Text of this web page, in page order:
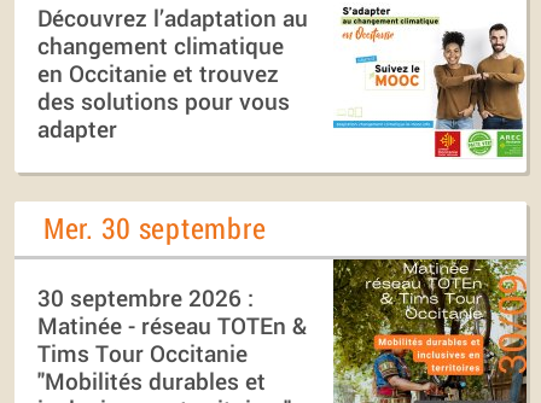
Découvrez l’adaptation au
changement climatique
en Occitanie et trouvez
des solutions pour vous
adapter
Mer. 30 septembre
30 septembre 2026 :
Matinée - réseau TOTEn &
Tims Tour Occitanie
"Mobilités durables et